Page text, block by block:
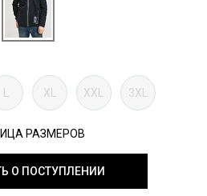
L XL XXL 3XL
РАЗМЕРОВ
О ПОСТУПЛЕНИИ